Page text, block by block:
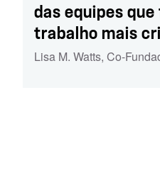
das equipes que
trabalho mais
Lisa M. Watts, Co-